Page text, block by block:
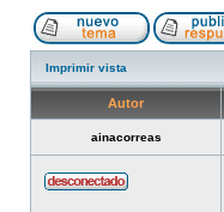
Imprimir vista
Autor
ainacorreas